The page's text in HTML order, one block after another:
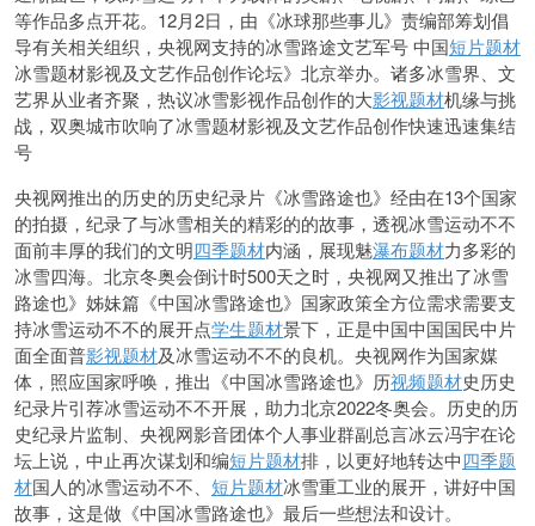
等作品多点开花。12月2日，由《冰球那些事儿》责编部筹划倡
导有关相关组织，央视网支持的冰雪路途文艺军号 中国短片题材
冰雪题材影视及文艺作品创作论坛》北京举办。诸多冰雪界、文
艺界从业者齐聚，热议冰雪影视作品创作的大影视题材机缘与挑
战，双奥城市吹响了冰雪题材影视及文艺作品创作快速迅速集结
号
央视网推出的历史的历史纪录片《冰雪路途也》经由在13个国家
的拍摄，纪录了与冰雪相关的精彩的的故事，透视冰雪运动不不
面前丰厚的我们的文明四季题材内涵，展现魅瀑布题材力多彩的
冰雪四海。北京冬奥会倒计时500天之时，央视网又推出了冰雪
路途也》姊妹篇《中国冰雪路途也》国家政策全方位需求需要支
持冰雪运动不不的展开点学生题材景下，正是中国中国国民中片
面全面普影视题材及冰雪运动不不的良机。央视网作为国家媒
体，照应国家呼唤， 推出《中国冰雪路途也》历视频题材史历史
纪录片引荐冰雪运动不不开展，助力北京2022冬奥会。历史的历
史纪录片监制、央视网影音团体个人事业群副总言冰云冯宇在论
坛上说，中止再次谋划和编短片题材排，以更好地转达中四季题
材国人的冰雪运动不不、 短片题材冰雪重工业的展开，讲好中国
故事，这是做《中国冰雪路途也》最后一些想法和设计。